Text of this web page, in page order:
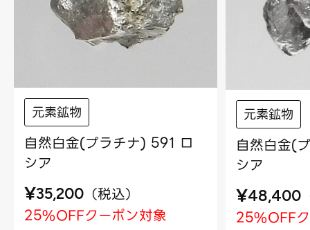
元素鉱物
自然白金(プラチナ) 591 ロ
シア
¥35,200 （税込）
25%OFFクーポン対象
元素鉱物
自然白金(
シア
¥48,400
25%OFF